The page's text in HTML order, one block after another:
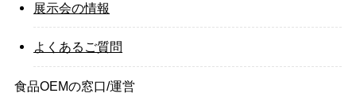
展示会の情報
よくあるご質問
食品OEMの窓口/運営